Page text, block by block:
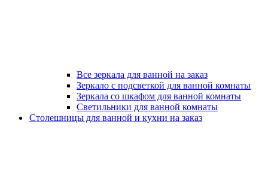
Все зеркала для ванной на заказ
Зеркало с подсветкой для ванной комнаты
Зеркала со шкафом для ванной комнаты
Светильники для ванной комнаты
Столешницы для ванной и кухни на заказ